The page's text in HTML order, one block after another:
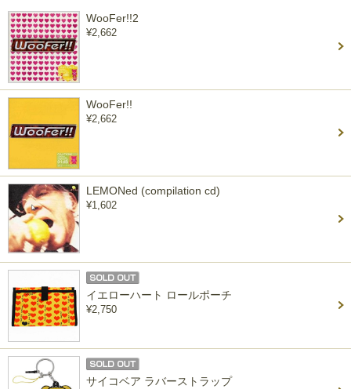
WooFer!!2
¥2,662
WooFer!!
¥2,662
LEMONed (compilation cd)
¥1,602
イエローハート ロールポーチ
¥2,750
サイコベア ラバーストラップ